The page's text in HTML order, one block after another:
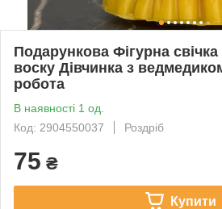
Подарункова Фігурна
воску Дівчинка з
робота
В наявності 1 од.
Код: 2904550037
Роздріб
75 ₴
Купити